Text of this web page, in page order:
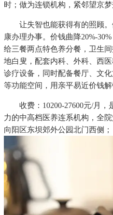
时；做为连锁机构，紧邻望京梦
让失智也能获得有的照顾。
康办理办事。价钱曲降20%-
给三餐两点特色养分餐，卫生
地白叟，配套内科、外科、西
诊疗设备，同时配备餐厅、文
等功能空间，用亲平易近价钱解
收费：10200-27600元/月，
力的中高档医养连系机构，全
向阳区东坝郊外公园北门西侧；